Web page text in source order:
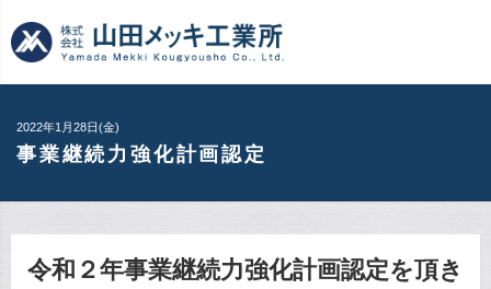
2022年1月28日(金)
事業継続力強化計画認定
令和２年事業継続力強化計画認定を頂き